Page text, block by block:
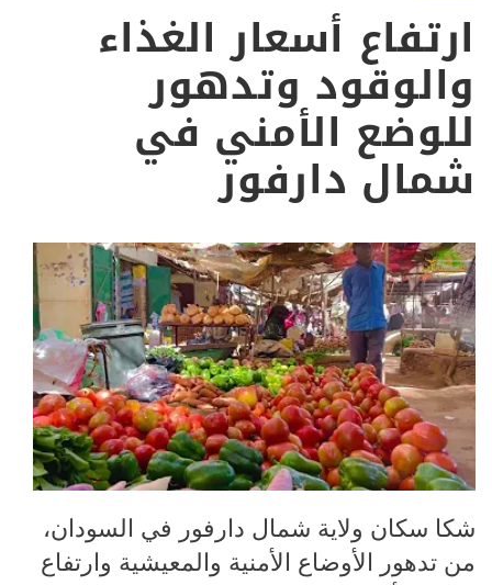
ارتفاع أسعار الغذاء
والوقود وتدهور
للوضع الأمني في
شمال دارفور
شكا سكان ولاية شمال دارفور في السودان،
من تدهور الأوضاع الأمنية والمعيشية وارتفاع